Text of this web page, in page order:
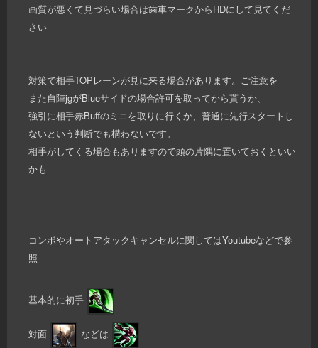
画質が悪くて見づらい場合は歯車マークからHDにして見てくだ
さい
対策で相手TOPレーンが見に来る場合があります。ご注意を
また自陣jgがBlueサイドの場合許可を取ってから貰うか、
強引に相手赤Buffのミニを取りに行くか、普通に先行スタートし
ないという判断でも構わないです。
相手がしてくる場合もありますので頭の片隅に置いておくといい
かも
コンボやオートアタックキャンセルに関してはYoutubeなどで参
照
基本的に初手
対面 などは